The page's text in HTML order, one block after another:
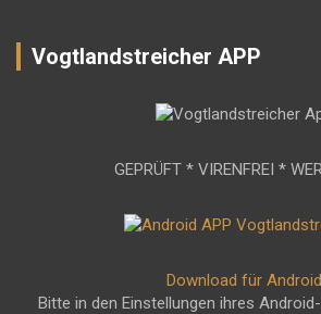
Vogtlandstreicher APP
GEPRÜFT * VIRENFREI *
Download für Android
Bitte in den Einstellungen ihres